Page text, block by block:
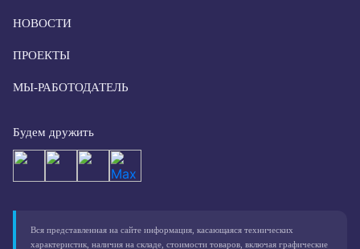
НОВОСТИ
ПРОЕКТЫ
МЫ-РАБОТОДАТЕЛЬ
Будем дружить
Вся представленная на сайте информация, касающаяся технических
характеристик, наличия на складе, стоимости товаров, включая графические